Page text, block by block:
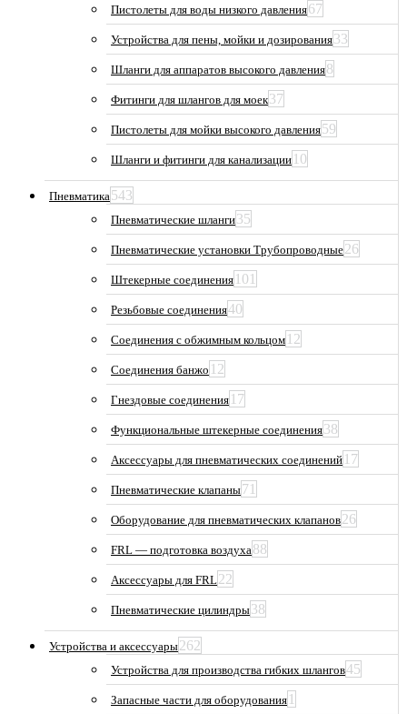
Пистолеты для воды низкого давления67
Устройства для пены, мойки и дозирования33
Шланги для аппаратов высокого давления8
Фитинги для шлангов для моек37
Пистолеты для мойки высокого давления59
Шланги и фитинги для канализации 10
Пневматика543
Пневматические шланги35
Пневматические установки Трубопроводные26
Штекерные соединения 101
Резьбовые соединения40
Соединения с обжимным кольцом 12
Соединения банжо 12
Гнездовые соединения 17
Функциональные штекерные соединения38
Аксессуары для пневматических соединений 17
Пневматические клапаны71
Оборудование для пневматических клапанов26
FRL — подготовка воздуха88
Аксессуары для FRL22
Пневматические цилиндры38
Устройства и аксессуары262
Устройства для производства гибких шлангов45
Запасные части для оборудования 1